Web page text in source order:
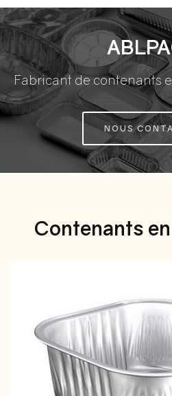
Fabricant de contenants
NOUS
Contenants